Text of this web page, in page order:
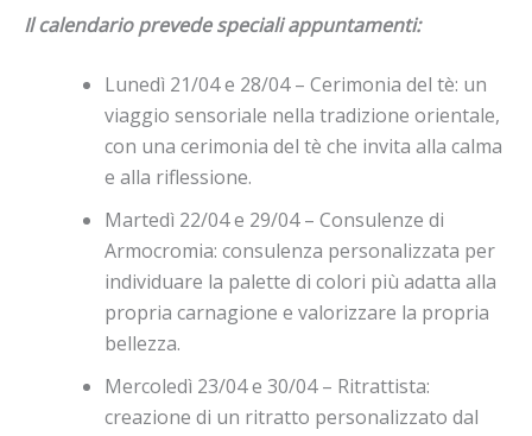
Il calendario prevede speciali appuntamenti:
Lunedì 21/04e 28/04 – Cerimonia del tè: un
viaggio sensoriale nella tradizione orientale,
con una cerimonia del tè che invita alla calma
e alla riflessione.
Martedì 22/04e 29/04 – Consulenze di
Armocromia: consulenza personalizzata per
individuare la palette di colori più adatta alla
propria carnagione e valorizzare la propria
bellezza.
Mercoledì 23/04e 30/04 – Ritrattista:
creazione di un ritratto personalizzato dal